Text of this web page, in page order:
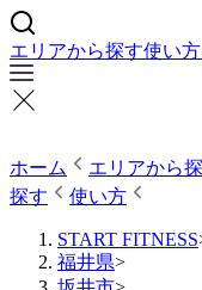
エリアから探す使い方
ホーム エリアから
探す
使い方
START FITNESS
福井県>